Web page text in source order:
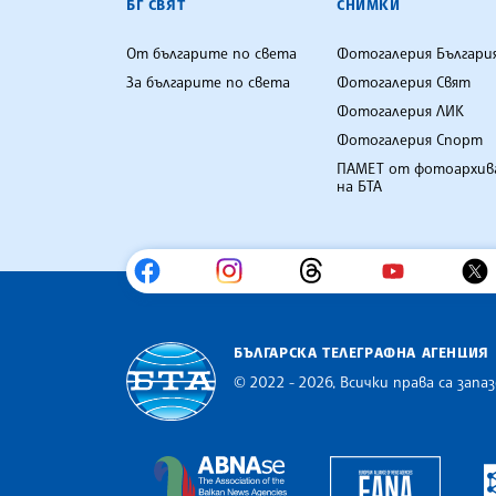
БГ СВЯТ
От българите по света
За българите по света
СНИМКИ
Фотогалерия
Фотогалерия Свят
Фотогалерия ЛИК
Фотогалерия Спорт
ПАМЕТ от
на БТА
БЪЛГАРСКА ТЕЛЕГРАФНА АГЕНЦИЯ
© 2022 - 2026, Всички права са
The Assocoation of the